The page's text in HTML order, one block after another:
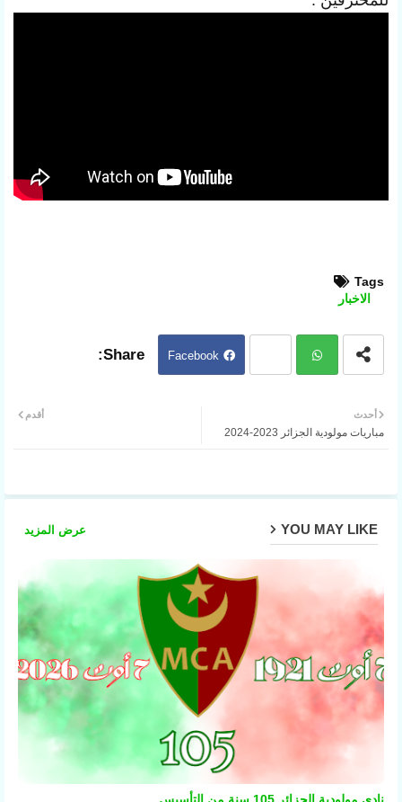
Tags
الاخبار
Facebook
atsa
أحدث
مباريات مولودية الجزائر 2023-2024
أقدم
YOU MAY LIKE عرض المزيد